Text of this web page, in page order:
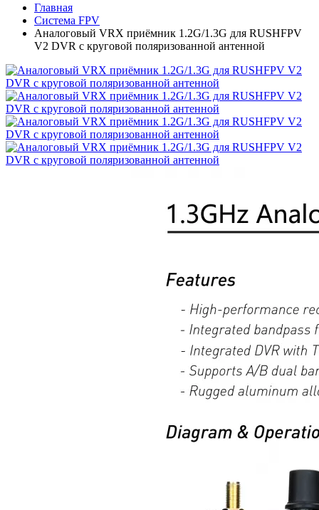
Главная
Система FPV
Аналоговый VRX приёмник 1.2G/1.3G для RUSHFPV
V2 DVR с круговой поляризованной антенной